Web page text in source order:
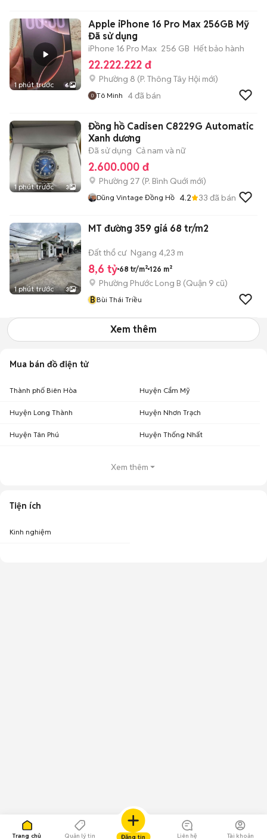
Trang chủ Quản lý tin Đăng tin Liên hệ Tài khoản
1 phút trước 6
Apple iPhone 16 Pro Max 256GB Mỹ
Đã sử dụng
iPhone 16 Pro Max 256 GB Hết bảo hành
22.222.222 đ
Phường 8 (P. Thông Tây Hội mới)
Tô Minh 4đã bán
1 phút trước 3
Đồng hồ Cadisen C8229G Automatic
Xanh dương
Đã sử dụng Cả nam và nữ
2.600.000 đ
Phường 27 (P. Bình Quới mới)
Dũng Vintage Đồng Hồ 4.2 33 đã bán
1 phút trước 3
MT đường 359 giá 68 tr/m2
Đất thổ cư Ngang 4,23 m
8,6 tỷ 68 tr/m² 126 m²
Phường Phước Long B (Quận 9 cũ)
BBùi Thái Triều
Xem thêm
Mua bán đồ điện tử
Thành phố Biên Hòa Huyện Cẩm Mỹ
Huyện Long Thành Huyện Nhơn Trạch
Huyện Tân Phú Huyện Thống Nhất
Xem thêm
Tiện ích
Kinh nghiệm